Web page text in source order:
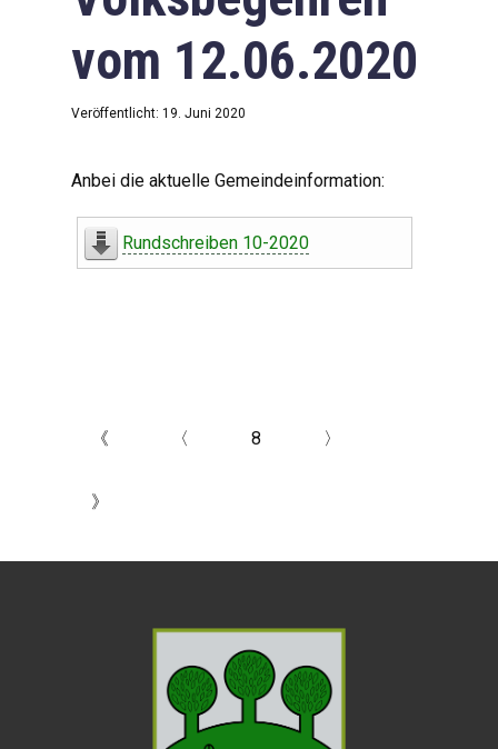
vom 12.06.2020
Veröffentlicht: 19. Juni 2020
Anbei die aktuelle Gemeindeinformation:
Rundschreiben 10-2020
《 〈 8 〉
》